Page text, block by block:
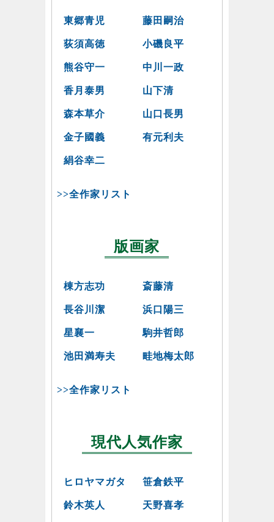
東郷青児 藤田嗣治
荻須高徳 小磯良平
熊谷守一 中川一政
香月泰男 山下清
森本草介 山口長男
金子國義 有元利夫
絹谷幸二
>>全作家リスト
版画家
棟方志功 斎藤清
長谷川潔 浜口陽三
星襄一 駒井哲郎
池田満寿夫 畦地梅太郎
>>全作家リスト
現代人気作家
ヒロヤマガタ 笹倉鉄平
鈴木英人 天野喜孝